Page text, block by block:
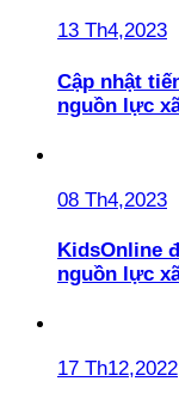
13 Th4,2023
Cập nhật
nguồn lực
08 Th4,2023
KidsOnline
nguồn lực
17 Th12,2022